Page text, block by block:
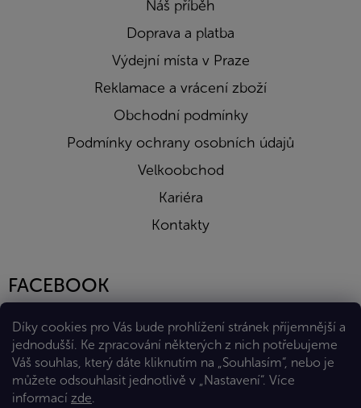
Díky cookies pro Vás bude prohlížení stránek příjemnější a
jednodušší. Ke zpracování některých z nich potřebujeme
Váš souhlas, který dáte kliknutím na „Souhlasím“, nebo je
můžete odsouhlasit jednotlivě v „Nastavení“. Více
informací zde.
Náš příběh
Doprava a platba
Výdejní místa v Praze
Reklamace a vrácení zboží
Obchodní podmínky
Podmínky ochrany osobních údajů
Velkoobchod
Kariéra
Kontakty
FACEBOOK